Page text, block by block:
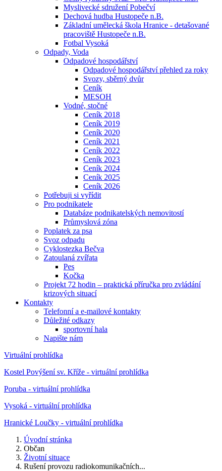
Myslivecké sdružení Pobečví
Dechová hudba Hustopeče n.B.
Základní umělecká škola Hranice - detašované
pracoviště Hustopeče n.B.
Fotbal Vysoká
Odpady, Voda
Odpadové hospodářství
Odpadové hospodářství přehled za roky
Svozy, sběrný dvůr
Ceník
MESOH
Vodné, stočné
Ceník 2018
Ceník 2019
Ceník 2020
Ceník 2021
Ceník 2022
Ceník 2023
Ceník 2024
Ceník 2025
Ceník 2026
Potřebuji si vyřídit
Pro podnikatele
Databáze podnikatelských nemovitostí
Průmyslová zóna
Poplatek za psa
Svoz odpadu
Cyklostezka Bečva
Zatoulaná zvířata
Pes
Kočka
Projekt 72 hodin – praktická příručka pro zvládání
krizových situací
Kontakty
Telefonní a e-mailové kontakty
Důležité odkazy
sportovní hala
Napište nám
Virtuální prohlídka
Kostel Povýšení sv. Kříže - virtuální prohlídka
Poruba - virtuální prohlídka
Vysoká - virtuální prohlídka
Hranické Loučky - virtuální prohlídka
Úvodní stránka
Občan
Životní situace
Rušení provozu radiokomunikačních...